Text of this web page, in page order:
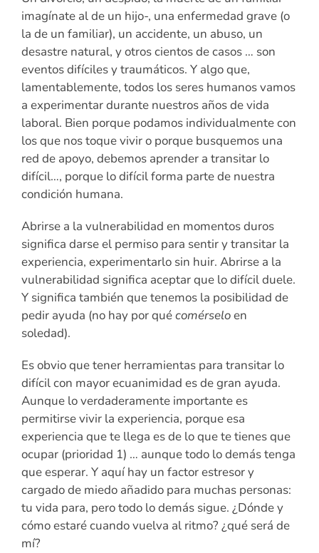
imagínate al de un hijo-, una enfermedad grave (o
la de un familiar), un accidente, un abuso, un
desastre natural, y otros cientos de casos … son
eventos difíciles y traumáticos. Y algo que,
lamentablemente, todos los seres humanos vamos
a experimentar durante nuestros años de vida
laboral. Bien porque podamos individualmente con
los que nos toque vivir o porque busquemos una
red de apoyo, debemos aprender a transitar lo
difícil…, porque lo difícil forma parte de nuestra
condición humana.
Abrirse a la vulnerabilidad en momentos duros
significa darse el permiso para sentir y transitar la
experiencia, experimentarlo sin huir. Abrirse a la
vulnerabilidad significa aceptar que lo difícil duele.
Y significa también que tenemos la posibilidad de
pedir ayuda (no hay por quécomérseloen
soledad).
Es obvio que tener herramientas para transitar lo
difícil con mayor ecuanimidad es de gran ayuda.
Aunque lo verdaderamente importante es
permitirse vivir la experiencia, porque esa
experiencia que te llega es de lo que te tienes que
ocupar (prioridad 1) … aunque todo lo demás tenga
que esperar. Y aquí hay un factor estresor y
cargado de miedo añadido para muchas personas:
tu vida para, pero todo lo demás sigue. ¿Dónde y
cómo estaré cuando vuelva al ritmo? ¿qué será de
mí?